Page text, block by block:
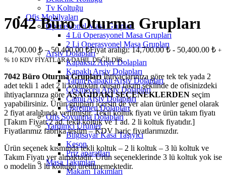
Tv Koltuğu
Ofis Mobilyaları
Operasyonel Masa Grupları
4 Lü Operasyonel Masa Grupları
2 Li Operasyonel Masa Grupları
Arşiv Dolapları
Kapaksız Arşiv Dolapları
Kapaklı Arşiv Dolapları
Yarım Kapaklı Arşiv Dolapları
Çekmeceli Arşiv Dolapları
Camlı Arşiv Dolapları
Öğretmen Dolapları
Ofis Soyunma Dolapları
Yardımcı Ürünler
Bilgisayar Kasa Taşıyıcı
Keson
Priz aparatları
Masa Takımları
Makam Takımları
7042 Büro Oturma Grupları
14,700.00 ₺ –50,400.00₺Fiyat aralığı: 14,700.00 ₺ - 50,400.00 ₺ +
% 10 KDV FİYATLARA DAHİL DEĞİLDİR..
7042 Büro Oturma Gruplarıİhtiyaçlarınıza göre tek tek yada 2
adet tekli 1 adet 2 li koltuktan oluşan takım şeklinde de ofisinizdeki
ihtiyaçlarınıza göreAŞAĞIDAKİ SEÇENEKLERDEN seçim
yapabilirsiniz. Ürün grupları içersin de yer alan ürünler genel olarak
2 fiyat aralığında verilmiştir. Tekli koltuk fiyatı ve ürün takım fiyatı
[Takım Fiyatı 2 ad. tekli koltuk ve 1 ad. 2 li koltuk fiyatıdır.]
Fiyatlarımız fabrika teslim – KDV hariç fiyatlarımızdır.
Ürün seçenek kısmında tekli koltuk – 2 li koltuk – 3 lü koltuk ve
Takım Fiyatı yer almaktadır. Ürün seçeneklerinde 3 lü koltuk yok ise
o modelin 3 lü koltuğu üretilmemektedir.